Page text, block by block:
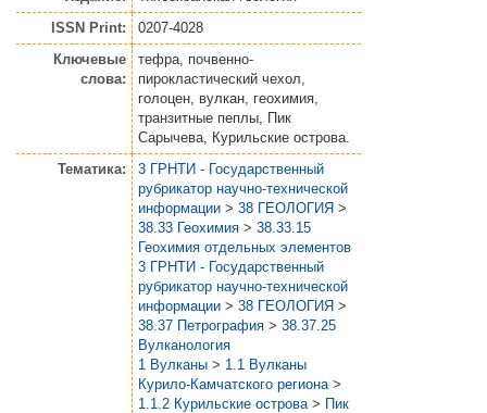
ISSN Print:
0207-4028
Ключевые
слова:
тефра, почвенно-
пирокластический чехол,
голоцен, вулкан, геохимия,
транзитные пеплы, Пик
Сарычева, Курильские острова.
Тематика:
3 ГРНТИ - Государственный
рубрикатор научно-технической
информации > 38 ГЕОЛОГИЯ >
38.33 Геохимия > 38.33.15
Геохимия отдельных элементов
3 ГРНТИ - Государственный
рубрикатор научно-технической
информации > 38 ГЕОЛОГИЯ >
38.37 Петрография > 38.37.25
Вулканология
1 Вулканы > 1.1 Вулканы
Курило-Камчатского региона >
1.1.2 Курильские острова > Пик